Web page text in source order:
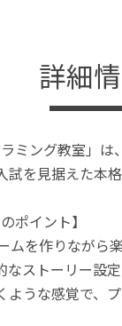
詳細
ミング教室」
を見据えた本
ポイント】
を作りながら
ストーリー設
うな感覚で、